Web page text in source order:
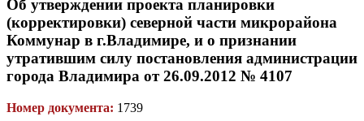
Об утверждении проекта планировки
(корректировки) северной части микрорайона
Коммунар в г.Владимире, и о признании
утратившим силу постановления администрации
города Владимира от 26.09.2012 № 4107
Номер документа: 1739